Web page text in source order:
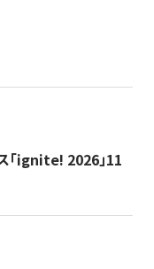
「ignite! 2026」11